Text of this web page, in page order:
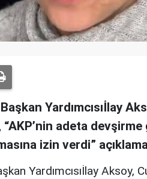
Yardımcısıİlay
adeta
izin verdi”
Yardımcısıİlay Aksoy,